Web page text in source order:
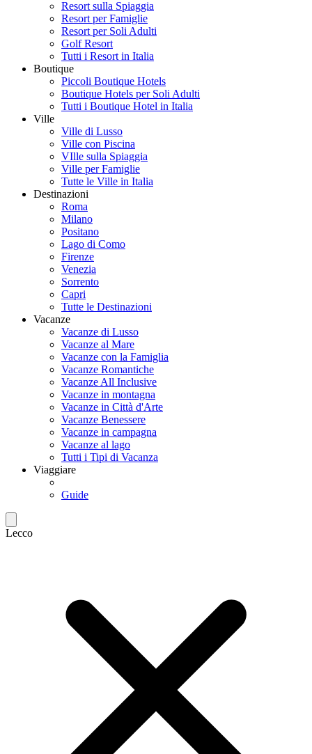
Resort sulla Spiaggia
Resort per Famiglie
Resort per Soli Adulti
Golf Resort
Tutti i Resort in Italia
Boutique
Piccoli Boutique Hotels
Boutique Hotels per Soli Adulti
Tutti i Boutique Hotel in Italia
Ville
Ville di Lusso
Ville con Piscina
VIlle sulla Spiaggia
Ville per Famiglie
Tutte le Ville in Italia
Destinazioni
Roma
Milano
Positano
Lago di Como
Firenze
Venezia
Sorrento
Capri
Tutte le Destinazioni
Vacanze
Vacanze di Lusso
Vacanze al Mare
Vacanze con la Famiglia
Vacanze Romantiche
Vacanze All Inclusive
Vacanze in montagna
Vacanze in Città d'Arte
Vacanze Benessere
Vacanze in campagna
Vacanze al lago
Tutti i Tipi di Vacanza
Viaggiare
Guide
Lecco